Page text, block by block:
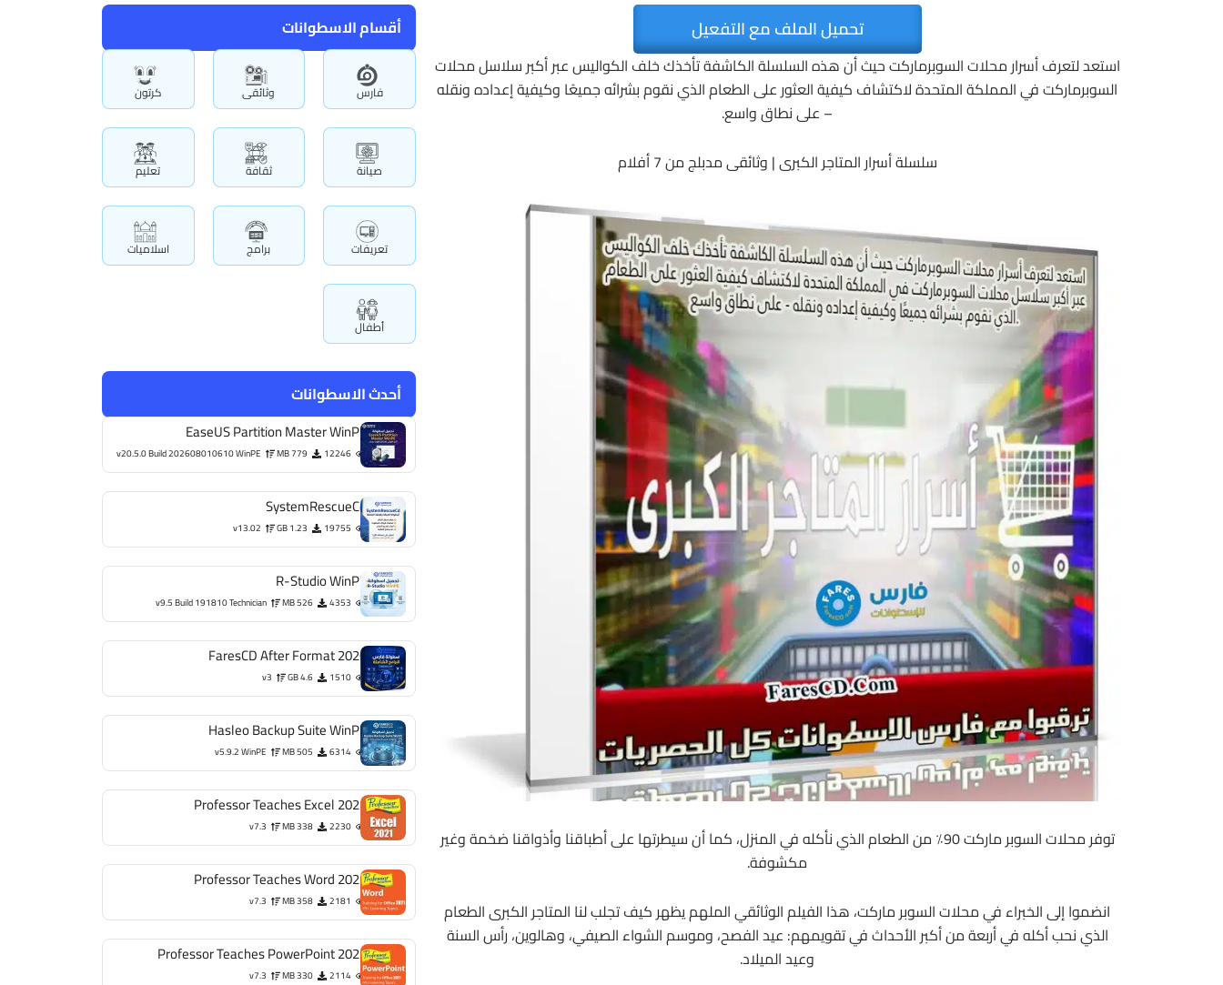
أقسام الاسطوانات
فارس وثائقى كرتون
صيانة ثقافة تعليم
تعريفات برامج اسلاميات
أطفال
أحدث الاسطوانات
EaseUS Partition Master WinPE
12246
779 MB
v20.5.0 Build 202608010610 WinPE
SystemRescueCd
19755
1.23 GB
v13.02
R-Studio WinPE
4353
526 MB
v9.5 Build 191810 Technician
FaresCD After Format 2026
1510
4.6 GB
v3
Hasleo Backup Suite WinPE
6314
505 MB
v5.9.2 WinPE
Professor Teaches Excel 2021
2230
338 MB
v7.3
Professor Teaches Word 2021
2181
358 MB
v7.3
Professor Teaches PowerPoint 2021
2114
330 MB
v7.3
تحميل الملف مع التفعيل
استعد لتعرف أسرار محلات السوبرماركت حيث أن هذه السلسلة الكاشفة تأخذك خلف الكواليس عبر أكبر سلاسل محلات
السوبرماركت في المملكة المتحدة لاكتشاف كيفية العثور على الطعام الذي نقوم بشرائه جميعًا وكيفية إعداده ونقله
– على نطاق واسع.
سلسلة أسرار المتاجر الكبرى | وثائقى مدبلج من 7 أفلام
توفر محلات السوبر ماركت 90٪ من الطعام الذي نأكله في المنزل، كما أن سيطرتها على أطباقنا وأذواقنا ضخمة وغير
مكشوفة.
انضموا إلى الخبراء في محلات السوبر ماركت، هذا الفيلم الوثائقي الملهم يظهر كيف تجلب لنا المتاجر الكبرى الطعام
الذي نحب أكله في أربعة من أكبر الأحداث في تقويمهم: عيد الفصح، وموسم الشواء الصيفي، وهالوين، رأس السنة
وعيد الميلاد.